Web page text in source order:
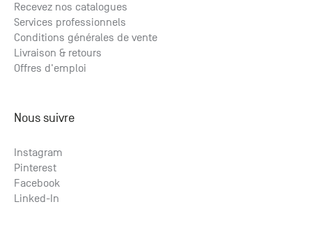
Recevez nos catalogues
Services professionnels
Conditions générales de vente
Livraison & retours
Offres d'emploi
Nous suivre
Instagram
Pinterest
Facebook
Linked-In